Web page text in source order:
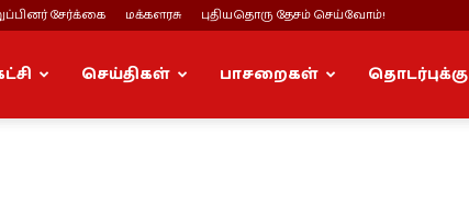
சேர்க்கை மக்களரசு புதியதொரு தேசம் செய்வோம்!
செய்திகள் பாசறைகள் தொடர்புக்கு